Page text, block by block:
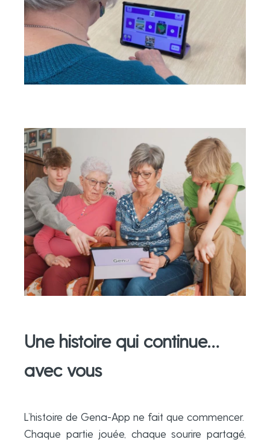
Une histoire qui continue…
avec vous
L’histoire de Gena-App ne fait que commencer.
Chaque partie jouée, chaque sourire partagé,